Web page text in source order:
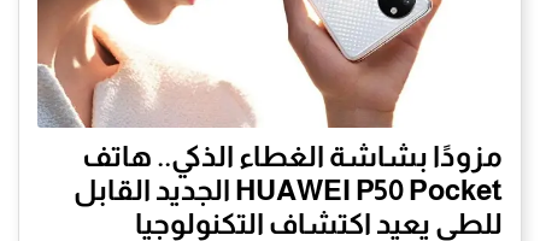
مزودًا بشاشة الغطاء الذكي.. هاتف
HUAWEI P50 Pocket الجديد القابل
للطي يعيد اكتشاف التكنولوجيا